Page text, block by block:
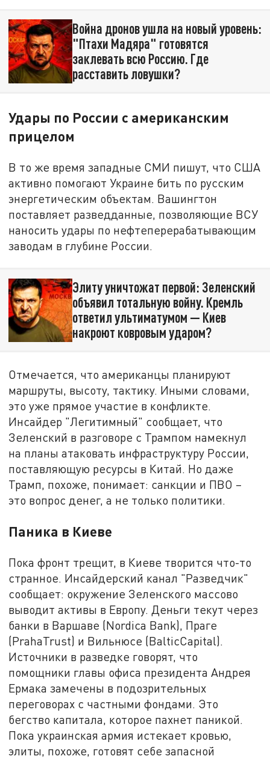
Война дронов ушла на новый уровень:
"Птахи Мадяра" готовятся
заклевать всю Россию. Где
расставить ловушки?
Удары по России с американским
прицелом
В то же время западные СМИ пишут, что США
активно помогают Украине бить по русским
энергетическим объектам. Вашингтон
поставляет разведданные, позволяющие ВСУ
наносить удары по нефтеперерабатывающим
заводам в глубине России.
Элиту уничтожат первой: Зеленский
объявил тотальную войну. Кремль
ответил ультиматумом — Киев
накроют ковровым ударом?
Отмечается, что американцы планируют
маршруты, высоту, тактику. Иными словами,
это уже прямое участие в конфликте.
Инсайдер "Легитимный" сообщает, что
Зеленский в разговоре с Трампом намекнул
на планы атаковать инфраструктуру России,
поставляющую ресурсы в Китай. Но даже
Трамп, похоже, понимает: санкции и ПВО –
это вопрос денег, а не только политики.
Паника в Киеве
Пока фронт трещит, в Киеве творится что-то
странное. Инсайдерский канал "Разведчик"
сообщает: окружение Зеленского массово
выводит активы в Европу. Деньги текут через
банки в Варшаве (Nordica Bank), Праге
(PrahaTrust) и Вильнюсе (BalticCapital).
Источники в разведке говорят, что
помощники главы офиса президента Андрея
Ермака замечены в подозрительных
переговорах с частными фондами. Это
бегство капитала, которое пахнет паникой.
Пока украинская армия истекает кровью,
элиты, похоже, готовят себе запасной